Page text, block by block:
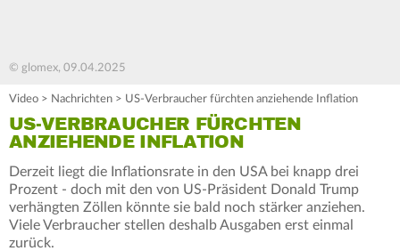
© glomex, 09.04.2025
Video > Nachrichten > US-Verbraucher fürchten anziehende Inflation
US-VERBRAUCHER FÜRCHTEN
ANZIEHENDE INFLATION
Derzeit liegt die Inflationsrate in den USA bei knapp drei
Prozent - doch mit den von US-Präsident Donald Trump
verhängten Zöllen könnte sie bald noch stärker anziehen.
Viele Verbraucher stellen deshalb Ausgaben erst einmal
zurück.